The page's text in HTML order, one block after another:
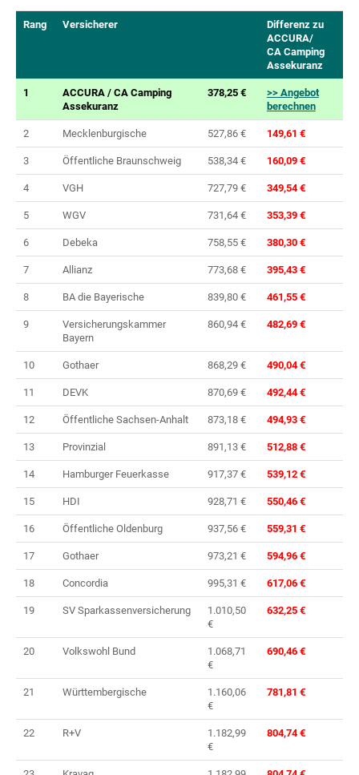
Rang Versicherer
Differenz zu
ACCURA/
CA Camping
Assekuranz
1
ACCURA / CA Camping
Assekuranz
378,25 €
>> Angebot
berechnen
2 Mecklenburgische 527,86 € 149,61 €
3 Öffentliche Braunschweig 538,34 € 160,09 €
4 VGH 727,79 € 349,54 €
5 WGV 731,64 € 353,39 €
6 Debeka 758,55 € 380,30 €
7 Allianz 773,68 € 395,43 €
8 BA die Bayerische 839,80 € 461,55 €
9
Versicherungskammer
Bayern
860,94 € 482,69 €
10 Gothaer 868,29 € 490,04 €
11 DEVK 870,69 € 492,44 €
12 Öffentliche Sachsen-Anhalt 873,18 € 494,93 €
13 Provinzial 891,13 € 512,88 €
14 Hamburger Feuerkasse 917,37 € 539,12 €
15 HDI 928,71 € 550,46 €
16 Öffentliche Oldenburg 937,56 € 559,31 €
17 Gothaer 973,21 € 594,96 €
18 Concordia 995,31 € 617,06 €
19 SV Sparkassenversicherung
1.010,50
€
632,25 €
20 Volkswohl Bund
1.068,71
€
690,46 €
21 Württembergische
1.160,06
€
781,81 €
22 R+V
1.182,99
€
804,74 €